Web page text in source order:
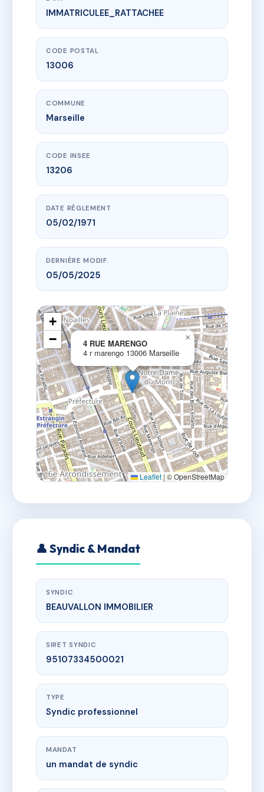
www.vme.plus/AC6384457
4 RUE MARENGO
4 r marengo
IMMATRICULEE_RATTACHEE
CODE POSTAL
13006
COMMUNE
Marseille
CODE INSEE
13206
DATE RÈGLEMENT
05/02/1971
DERNIÈRE MODIF.
05/05/2025
4 RUE MARENGO
4 r marengo 13006 Marseille
×
+
−
Leaflet | © OpenStreetMap
👤 Syndic & Mandat
SYNDIC
BEAUVALLON IMMOBILIER
SIRET SYNDIC
95107334500021
TYPE
Syndic professionnel
MANDAT
un mandat de syndic